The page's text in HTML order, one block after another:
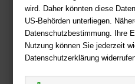
wird. Daher könnten diese
US-Behörden unterliegen.
Datenschutzbestimmung. Ihre
Nutzung können Sie jederzeit
Datenschutzerklärung
Zahlweisen